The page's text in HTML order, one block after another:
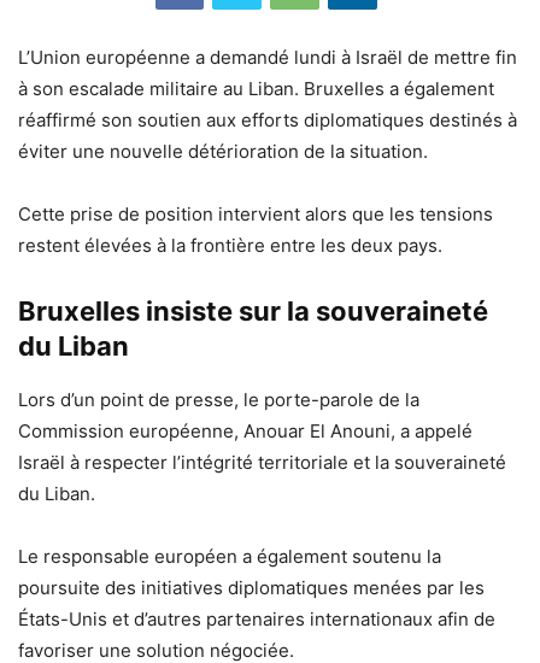
L’Union européenne a demandé lundi à Israël de mettre fin
à son escalade militaire au Liban. Bruxelles a également
réaffirmé son soutien aux efforts diplomatiques destinés à
éviter une nouvelle détérioration de la situation.
Cette prise de position intervient alors que les tensions
restent élevées à la frontière entre les deux pays.
Bruxelles insiste sur la souveraineté
du Liban
Lors d’un point de presse, le porte-parole de la
Commission européenne, Anouar El Anouni, a appelé
Israël à respecter l’intégrité territoriale et la souveraineté
du Liban.
Le responsable européen a également soutenu la
poursuite des initiatives diplomatiques menées par les
États-Unis et d’autres partenaires internationaux afin de
favoriser une solution négociée.